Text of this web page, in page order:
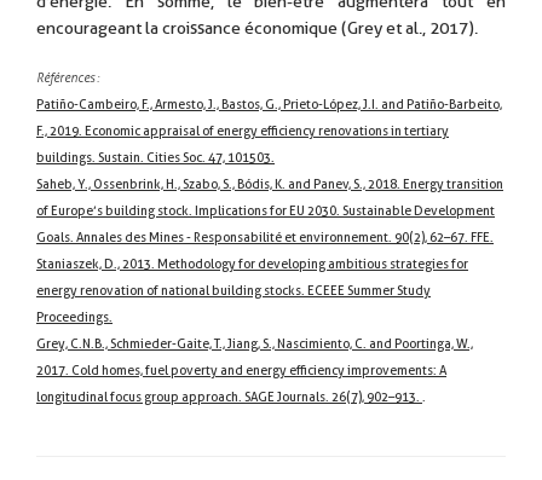
encourageant la croissance économique (Grey et al., 2017).
Références :
Patiño-Cambeiro, F., Armesto, J., Bastos, G., Prieto-López, J.I. and Patiño-Barbeito,
F., 2019. Economic appraisal of energy efficiency renovations in tertiary
buildings. Sustain. Cities Soc. 47, 101503.
Saheb, Y., Ossenbrink, H., Szabo, S., Bódis, K. and Panev, S., 2018. Energy transition
of Europe’s building stock. Implications for EU 2030. Sustainable Development
Goals. Annales des Mines - Responsabilité et environnement. 90(2), 62–67. FFE.
Staniaszek, D., 2013. Methodology for developing ambitious strategies for
energy renovation of national building stocks. ECEEE Summer Study
Proceedings.
Grey, C.N.B., Schmieder-Gaite, T., Jiang, S., Nascimiento, C. and Poortinga, W.,
2017. Cold homes, fuel poverty and energy efficiency improvements: A
longitudinal focus group approach. SAGE Journals. 26(7), 902–913. .